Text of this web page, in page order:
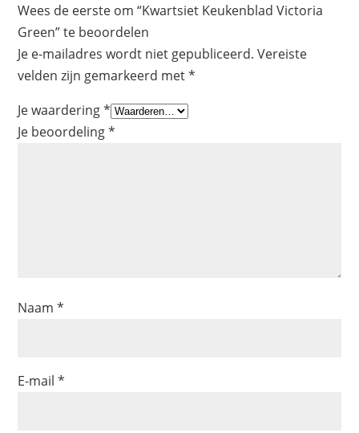
Wees de eerste om “Kwartsiet Keukenblad Victoria
Green” te beoordelen
Je e-mailadres wordt niet gepubliceerd. Vereiste
velden zijn gemarkeerd met*
Je waardering*
Je beoordeling*
Naam*
E-mail*